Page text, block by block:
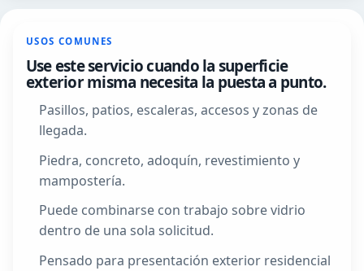
USOS COMUNES
Use este servicio cuando la superficie
exterior misma necesita la puesta a punto.
Pasillos, patios, escaleras, accesos y zonas de
llegada.
Piedra, concreto, adoquín, revestimiento y
mampostería.
Puede combinarse con trabajo sobre vidrio
dentro de una sola solicitud.
Pensado para presentación exterior residencial